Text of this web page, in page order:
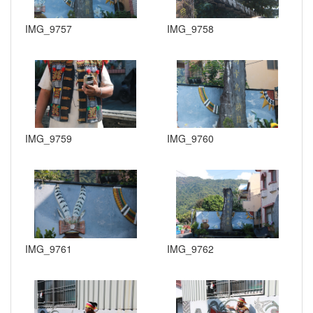
IMG_9757 IMG_9758
IMG_9759 IMG_9760
IMG_9761 IMG_9762